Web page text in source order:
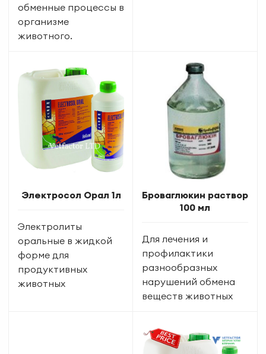
обменные процессы в
организме
животного.
Электросол Орал 1л
Электролиты
оральные в жидкой
форме для
продуктивных
животных
Броваглюкин раствор
100 мл
Для лечения и
профилактики
разнообразных
нарушений обмена
веществ животных